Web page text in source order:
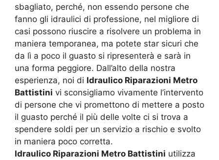
sbagliato, perché, non essendo persone che
fanno gli idraulici di professione, nel migliore di
casi possono riuscire a risolvere un problema in
maniera temporanea, ma potete star sicuri che
da lì a poco il guasto si ripresenterà e sarà in
una forma peggiore. Dall’alto della nostra
esperienza, noi di Idraulico Riparazioni Metro
Battistini vi sconsigliamo vivamente l’intervento
di persone che vi promettono di mettere a posto
il guasto perché il più delle volte ci si trova a
spendere soldi per un servizio a rischio e svolto
in maniera poco corretta.
Idraulico Riparazioni Metro Battistini utilizza